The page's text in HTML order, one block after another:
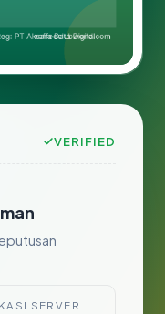
VERIFIED
SERVER